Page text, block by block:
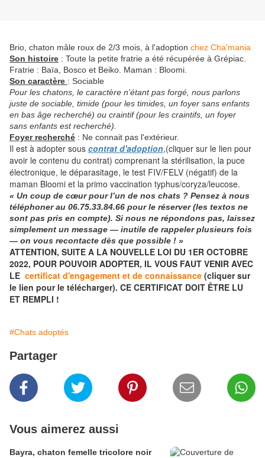
Brio, chaton mâle roux de 2/3 mois, à l'adoption chez Cha'mania
Son histoire : Toute la petite fratrie a été récupérée à Grépiac.
Fratrie : Baïa, Bosco et Beiko. Maman : Bloomi.
Son caractère : Sociable
Pour les chatons, le caractère n'étant pas forgé, nous parlons
juste de sociable, timide (pour les timides, un foyer sans enfants
en bas âge recherché) ou craintif (pour les craintifs, un foyer
sans enfants est recherché).
Foyer recherché : Ne connait pas l'extérieur.
Il est à adopter sous contrat d'adoption,(cliquer sur le lien pour
avoir le contenu du contrat) comprenant la stérilisation, la puce
électronique, le déparasitage, le test FIV/FELV (négatif) de la
maman Bloomi et la primo vaccination typhus/coryza/leucose.
« Un coup de cœur pour l’un de nos chats ? Pensez à nous
téléphonerau 06.75.33.84.66 pour le réserver (les textos ne
sont pas pris en compte). Si nous ne répondons pas, laissez
simplement un message — inutile de rappeler plusieurs fois
— on vous recontacte dès que possible ! »
ATTENTION, SUITE A LA NOUVELLE LOI DU 1ER OCTOBRE
2022, POUR POUVOIR ADOPTER, IL VOUS FAUT VENIR AVEC
LE certificat d'engagement et de connaissance (cliquer sur
le lien pour le télécharger). CE CERTIFICAT DOIT ÊTRE LU
ET REMPLI !
#Chats adoptés
Partager
Vous aimerez aussi
Bayra, chaton femelle tricolore noir